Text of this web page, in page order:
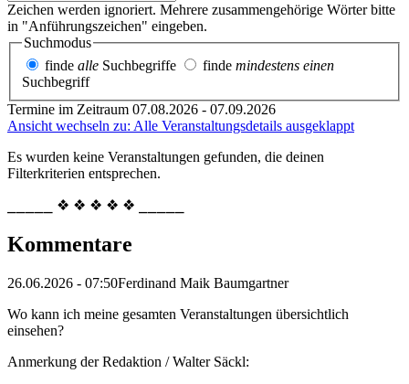
Zeichen werden ignoriert. Mehrere zusammengehörige Wörter bitte
in "Anführungszeichen" eingeben.
Suchmodus
finde alle Suchbegriffe finde mindestens einen
Suchbegriff
Termine im Zeitraum 07.08.2026 - 07.09.2026
Ansicht wechseln zu: Alle Veranstaltungsdetails ausgeklappt
Es wurden keine Veranstaltungen gefunden, die deinen
Filterkriterien entsprechen.
⎯⎯⎯⎯⎯ ❖ ❖ ❖ ❖ ❖ ⎯⎯⎯⎯⎯
Kommentare
26.06.2026 - 07:50Ferdinand Maik Baumgartner
Wo kann ich meine gesamten Veranstaltungen übersichtlich
einsehen?
Anmerkung der Redaktion /Walter Säckl: